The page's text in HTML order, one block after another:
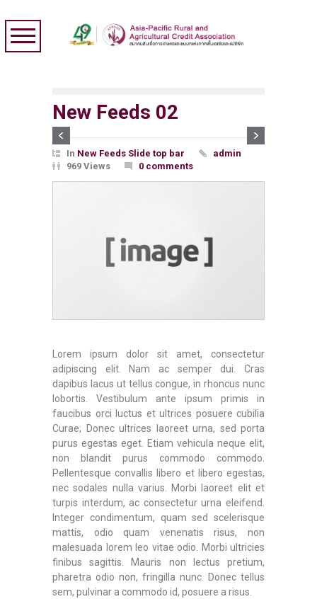
New Feeds 02
In New Feeds Slide top bar
admin
969 Views
0 comments
Lorem ipsum dolor sit amet, consectetur
adipiscing elit. Nam ac semper dui. Cras
dapibus lacus ut tellus congue, in rhoncus nunc
lobortis. Vestibulum ante ipsum primis in
faucibus orci luctus et ultrices posuere cubilia
Curae; Donec ultrices laoreet urna, sed porta
purus egestas eget. Etiam vehicula neque elit,
non blandit purus commodo commodo.
Pellentesque convallis libero et libero egestas,
nec sodales nulla varius. Morbi laoreet elit et
turpis interdum, ac consectetur urna eleifend.
Integer condimentum, quam sed scelerisque
mattis, odio quam venenatis risus, non
malesuada lorem leo vitae odio. Morbi ultricies
finibus sagittis. Mauris non lectus pretium,
pharetra odio non, fringilla nunc. Donec tellus
sem, pulvinar a commodo id, posuere a risus.